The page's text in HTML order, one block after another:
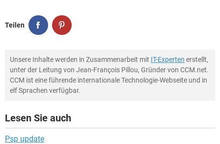
Teilen
Unsere Inhalte werden in Zusammenarbeit mit IT-Experten erstellt,
unter der Leitung von Jean-François Pillou, Gründer von CCM.net.
CCM ist eine führende internationale Technologie-Webseite und in
elf Sprachen verfügbar.
Lesen Sie auch
Psp update